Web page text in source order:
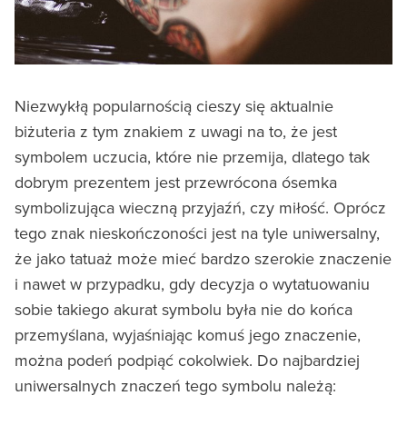
Niezwykłą popularnością cieszy się aktualnie
biżuteria z tym znakiem z uwagi na to, że jest
symbolem uczucia, które nie przemija, dlatego tak
dobrym prezentem jest przewrócona ósemka
symbolizująca wieczną przyjaźń, czy miłość. Oprócz
tego znak nieskończoności jest na tyle uniwersalny,
że jako tatuaż może mieć bardzo szerokie znaczenie
i nawet w przypadku, gdy decyzja o wytatuowaniu
sobie takiego akurat symbolu była nie do końca
przemyślana, wyjaśniając komuś jego znaczenie,
można podeń podpiąć cokolwiek. Do najbardziej
uniwersalnych znaczeń tego symbolu należą: